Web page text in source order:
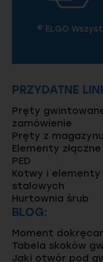
© ELGO
PRZYDATNE
Pręty gwintowane
zamówienie
Pręty z magazynu
Elementy
PED
Kotwy i elementy
stalowych
Hurtownia śrub
BLOG:
Moment
Tabela skoków
Jaki otwór pod